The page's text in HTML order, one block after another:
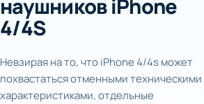
наушников iPhone
4/4S
Невзирая на то, что iPhone 4/4s может
похвастаться отменными техническими
характеристиками, отдельные